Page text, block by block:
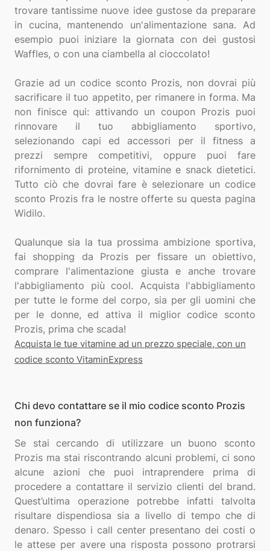
trovare tantissime nuove idee gustose da preparare
in cucina, mantenendo un'alimentazione sana. Ad
esempio puoi iniziare la giornata con dei gustosi
Waffles, o con una ciambella al cioccolato!
Grazie ad un codice sconto Prozis, non dovrai più
sacrificare il tuo appetito, per rimanere in forma. Ma
non finisce qui: attivando un coupon Prozis puoi
rinnovare il tuo abbigliamento sportivo,
selezionando capi ed accessori per il fitness a
prezzi sempre competitivi, oppure puoi fare
rifornimento di proteine, vitamine e snack dietetici.
Tutto ciò che dovrai fare è selezionare un codice
sconto Prozis fra le nostre offerte su questa pagina
Widilo.
Qualunque sia la tua prossima ambizione sportiva,
fai shopping da Prozis per fissare un obiettivo,
comprare l'alimentazione giusta e anche trovare
l'abbigliamento più cool. Acquista l'abbigliamento
per tutte le forme del corpo, sia per gli uomini che
per le donne, ed attiva il miglior codice sconto
Acquista le tue vitamine ad un prezzo speciale, con un
codice sconto VitaminExpress
Chi devo contattare se il mio codice sconto Prozis
non funziona?
Se stai cercando di utilizzare un buono sconto
Prozis ma stai riscontrando alcuni problemi, ci sono
alcune azioni che puoi intraprendere prima di
procedere a contattare il servizio clienti del brand.
Quest’ultima operazione potrebbe infatti talvolta
risultare dispendiosa sia a livello di tempo che di
denaro. Spesso i call center presentano dei costi o
le attese per avere una risposta possono protrarsi